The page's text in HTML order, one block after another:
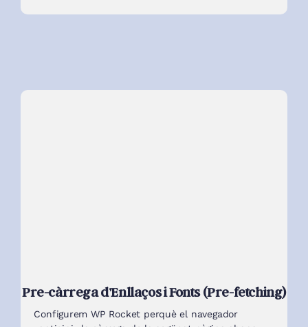
Pre-càrrega d’Enllaços i Fonts (Pre-fetching)
Configurem WP Rocket perquè el navegador